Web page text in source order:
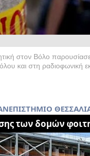
στον Βόλο
και στη ραδιοφωνική
των δομών